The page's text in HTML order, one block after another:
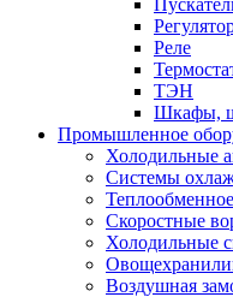
Реле
ТЭН
Шкафы,
Промышленное
Холодильные
Системы
Скоростные
Холодильные
Воздушная